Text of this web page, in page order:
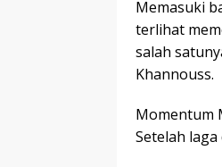
Memasuki
terlihat
salah
Khannouss.
Momentum
Setelah